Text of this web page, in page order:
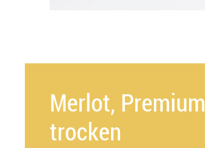
Merlot, Premium
trocken